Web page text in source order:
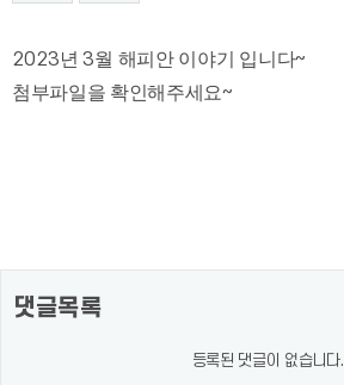
본문
2023년3월 해피안 이야기 입니다~
첨부파일을 확인해주세요~
댓글목록
등록된 댓글이 없습니다.